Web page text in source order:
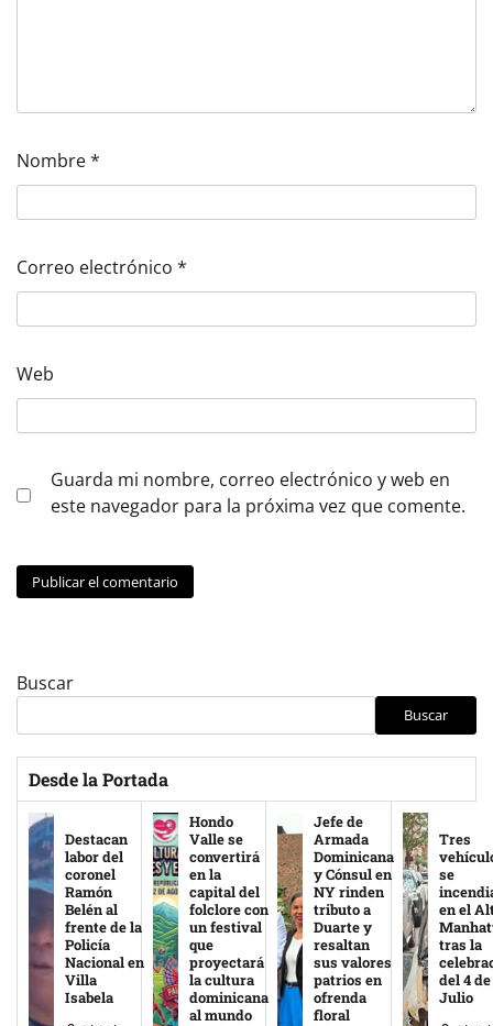
Nombre*
Correo electrónico *
Web
Guarda mi nombre, correo electrónico y web en
este navegador para la próxima vez que comente.
Buscar
Buscar
Desde la Portada
Destacan
labor del
coronel
Ramón
Belén al
frente de la
Policía
Nacional en
Villa
Isabela
Hondo
Valle se
convertirá
en la
capital del
folclore con
un festival
que
proyectará
la cultura
dominicana
al mundo
Jefe de
Armada
Dominicana
y Cónsul en
NY rinden
tributo a
Duarte y
resaltan
sus valores
patrios en
ofrenda
floral
Tres
se
en el
tras la
del 4 de
Julio